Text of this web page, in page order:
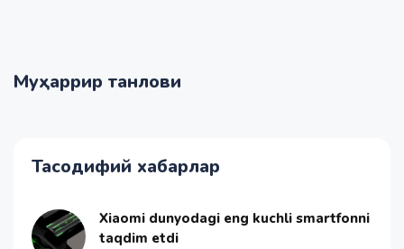
Муҳаррир танлови
Тасодифий хабарлар
Xiaomi dunyodagi eng kuchli smartfonni
taqdim etdi